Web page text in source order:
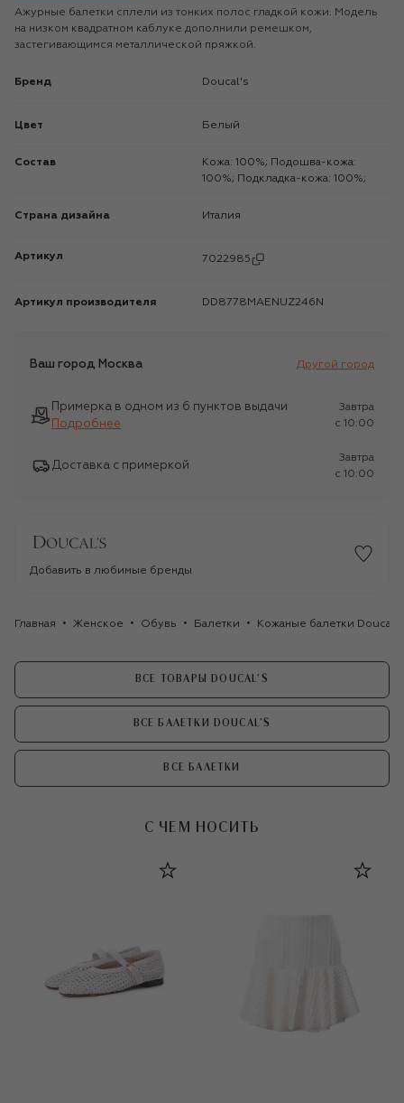
Ажурные балетки сплели из тонких полос гладкой кожи. Модель
на низком квадратном каблуке дополнили ремешком,
застегивающимся металлической пряжкой.
Бренд Doucal's
Цвет Белый
Состав
Кожа: 100%; Подошва-кожа:
100%; Подкладка-кожа: 100%;
Страна дизайна Италия
Артикул 7022985
Артикул производителя DD8778MAENUZ246N
Ваш город Москва Другой город
Примерка в одном из 6 пунктов выдачи
Подробнее
Завтра
c 10:00
Доставка с примеркой
Завтра
c 10:00
Добавить в любимые бренды
Главная Женское Обувь Балетки Кожаные балетки Doucal's
ВСЕ ТОВАРЫ DOUCAL'S
ВСЕ БАЛЕТКИ DOUCAL'S
ВСЕ БАЛЕТКИ
С ЧЕМ НОСИТЬ